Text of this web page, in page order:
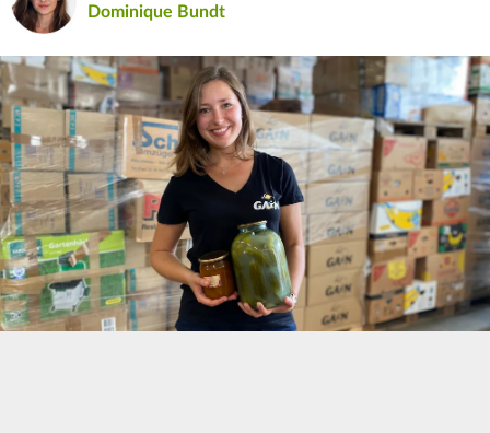
Dominique Bundt